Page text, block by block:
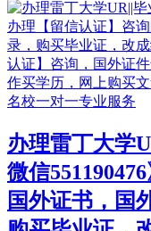
办理雷丁大学
微信
国外证书，国